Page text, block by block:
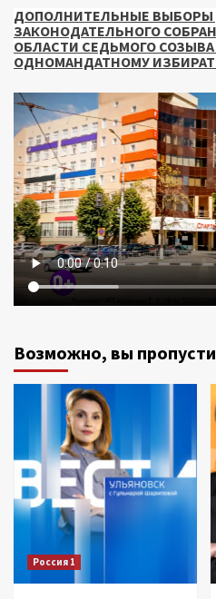
ДОПОЛНИТЕЛЬНЫЕ ВЫБОРЫ
ЗАКОНОДАТЕЛЬНОГО
ОБЛАСТИ СЕДЬМОГО
ОДНОМАНДАТНОМУ
Возможно, вы
Россия 1